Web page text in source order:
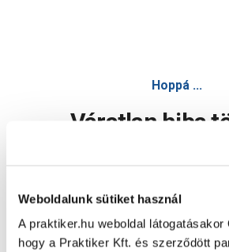
Weboldalunk sütiket használ
A praktiker.hu weboldal látogatásakor
hogy a Praktiker Kft. és szerződött
Hoppá ...
Váratlan hiba
Oldal újratöltése